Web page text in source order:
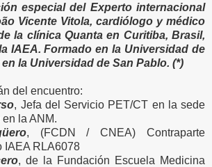
especial del Experto internacional
Vicente Vitola, cardiólogo y médico
la clínica Quanta en Curitiba, Brasil,
IAEA. Formado en la Universidad de
la Universidad de San Pablo. (*)
del encuentro:
, Jefa del Servicio PET/CT en la sede
la ANM.
, (FCDN / CNEA) Contraparte
IAEA RLA6078
, de la Fundación Escuela Medicina